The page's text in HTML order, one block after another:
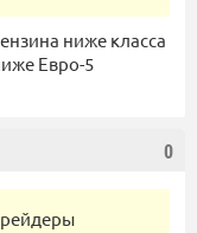
ниже класса
Евро-5
0